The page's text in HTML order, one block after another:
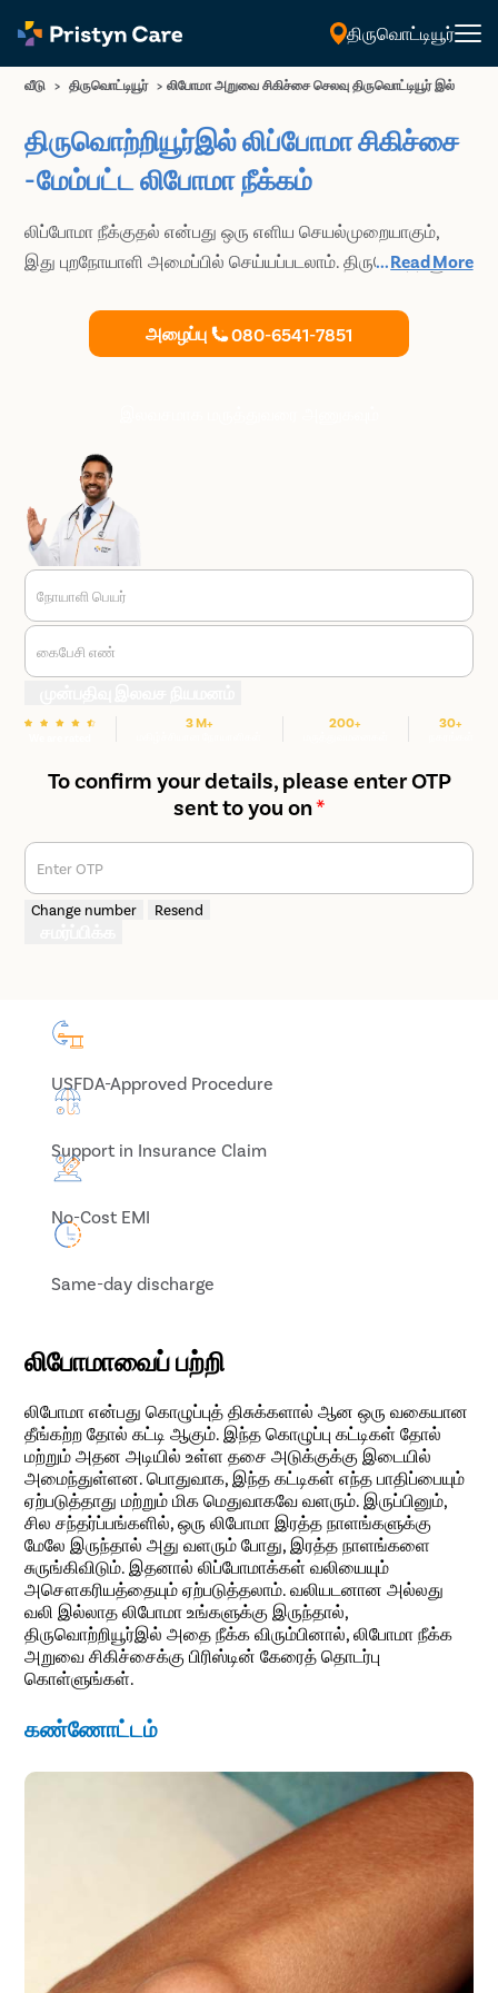
தமிழ்
திருவொட்டியூர்
வீடு > திருவொட்டியூர் > லிபோமா அறுவை சிகிச்சை செலவு திருவொட்டியூர் இல்
திருவொற்றியூர்இல் லிப்போமா சிகிச்சை
-மேம்பட்ட லிபோமா நீக்கம்
லிப்போமா நீக்குதல் என்பது ஒரு எளிய செயல்முறையாகும்,
இது புறநோயாளி அமைப்பில் செய்யப்படலாம். திருவொற்றியூர்
...Read More
அழைப்பு 080-6541-7851
நோயாளி பெயர்
கைபேசி எண்
3 M+ 200+ 30+
To confirm your details, please enter OTP
sent to you on*
Enter OTP
Change number Resend
USFDA-Approved Procedure
Support in Insurance Claim
No-Cost EMI
Same-day discharge
லிபோமாவைப் பற்றி
லிபோமா என்பது கொழுப்புத் திசுக்களால் ஆன ஒரு வகையான
தீங்கற்ற தோல் கட்டி ஆகும். இந்த கொழுப்பு கட்டிகள் தோல்
மற்றும் அதன அடியில் உள்ள தசை அடுக்குக்கு இடையில்
அமைந்துள்ளன. பொதுவாக, இந்த கட்டிகள் எந்த பாதிப்பையும்
ஏற்படுத்தாது மற்றும் மிக மெதுவாகவே வளரும். இருப்பினும்,
சில சந்தர்ப்பங்களில், ஒரு லிபோமா இரத்த நாளங்களுக்கு
மேலே இருந்தால் அது வளரும் போது, இரத்த நாளங்களை
சுருங்கிவிடும். இதனால் லிப்போமாக்கள் வலியையும்
அசௌகரியத்தையும் ஏற்படுத்தலாம். வலியடனான அல்லது
வலி இல்லாத லிபோமா உங்களுக்கு இருந்தால்,
திருவொற்றியூர்இல் அதை நீக்க விரும்பினால், லிபோமா நீக்க
அறுவை சிகிச்சைக்கு பிரிஸ்டின் கேரைத் தொடர்பு
கொள்ளுங்கள்.
கண்ணோட்டம்